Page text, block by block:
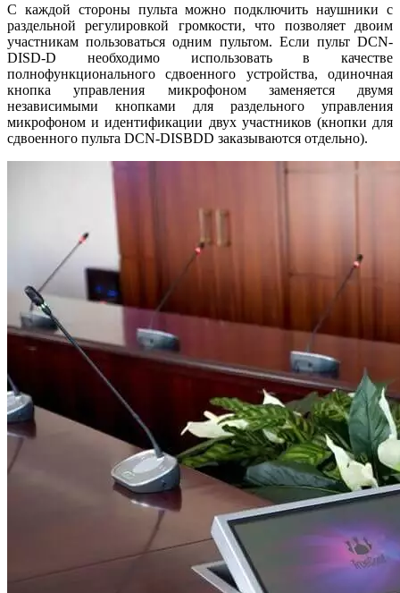
С каждой стороны пульта можно подключить наушники с
раздельной регулировкой громкости, что позволяет двоим
участникам пользоваться одним пультом. Если пульт DCN-
DISD-D необходимо использовать в качестве
полнофункционального сдвоенного устройства, одиночная
кнопка управления микрофоном заменяется двумя
независимыми кнопками для раздельного управления
микрофоном и идентификации двух участников (кнопки для
сдвоенного пульта DCN-DISBDD заказываются отдельно).